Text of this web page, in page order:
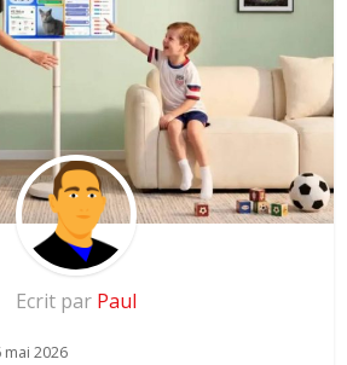
Ecrit par Paul
mai 2026